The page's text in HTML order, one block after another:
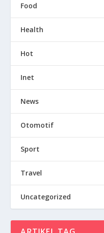
Food
Health
Hot
Inet
News
Otomotif
Sport
Travel
Uncategorized